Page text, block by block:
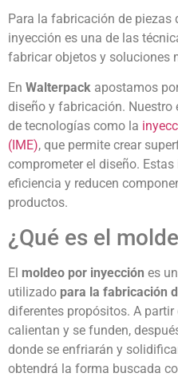
Para la fabricación de piezas
inyección es una de las
fabricar objetos y soluciones
En Walterpack apostamos
diseño y fabricación.
de tecnologías como la
(IME), que permite crear
comprometer el diseño.
eficiencia y reducen
productos.
¿Qué es el
El moldeo por inyección es
utilizado para la fabricación
diferentes propósitos. A
calientan y se funden,
donde se enfriarán y
obtendrá la forma buscada